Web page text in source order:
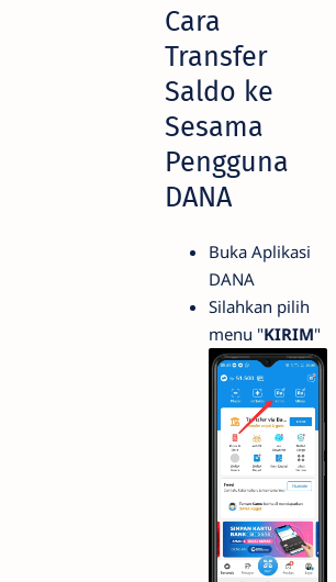
Cara
Transfer
Saldo ke
Sesama
Pengguna
DANA
Buka Aplikasi
DANA
Silahkan pilih
menu "KIRIM"